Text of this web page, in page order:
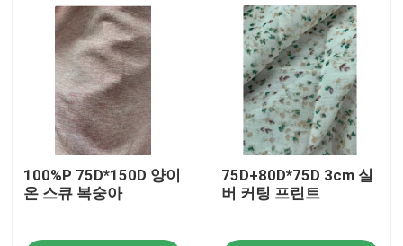
100%P 75D*150D 양이
온 스큐 복숭아
75D+80D*75D 3cm 실
버 커팅 프린트